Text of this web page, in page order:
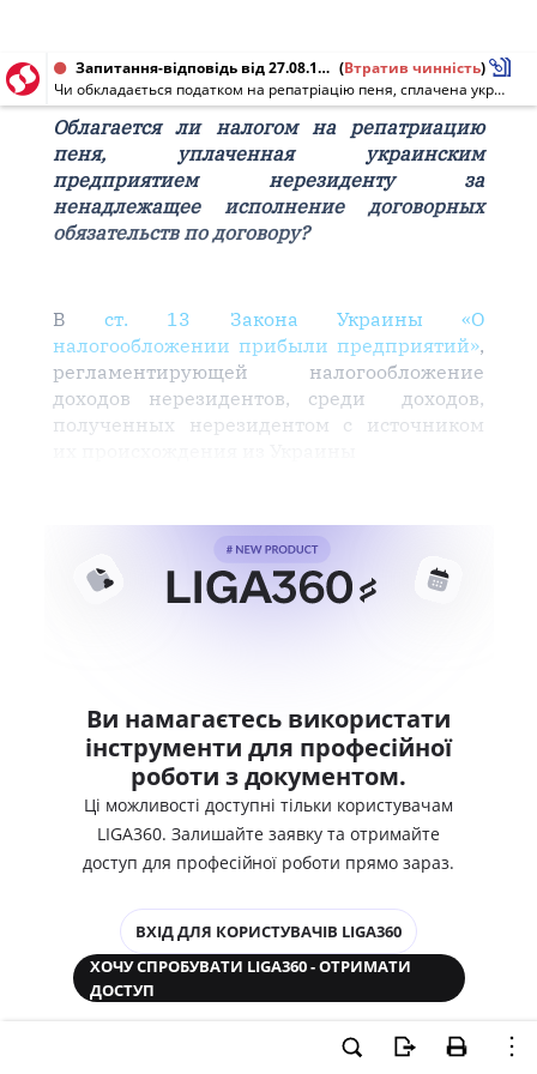
Запитання-відповідь від 27.08.1999 (Втратив чинність)
Чи обкладається податком на репатріацію пеня, сплачена українським підприємством нерезиденту за неналежне виконання договірних зобов'язань за договором?
Облагается ли налогом на репатриацию
пеня, уплаченная украинским
предприятием нерезиденту за
ненадлежащее исполнение договорных
обязательств по договору?
В ст. 13 Закона Украины «О
налогообложении прибыли предприятий»,
регламентирующей налогообложение
доходов нерезидентов, среди доходов,
полученных нерезидентом с источником
Ви намагаєтесь використати
інструменти для професійної
роботи з документом.
Ці можливості доступні тільки користувачам
LIGA360. Залишайте заявку та отримайте
доступ для професійної роботи прямо зараз.
ВХІД ДЛЯ КОРИСТУВАЧІВ LIGA360
ХОЧУ СПРОБУВАТИ LIGA360 - ОТРИМАТИ
ДОСТУП
Законодавство та аналітика
Корпоративні документи